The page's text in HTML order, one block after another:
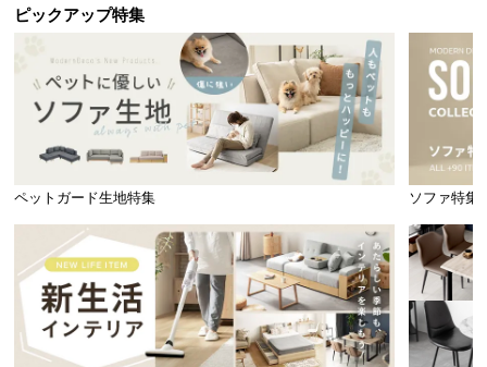
ピックアップ特集
ペットガード生地特集 ソファ特集